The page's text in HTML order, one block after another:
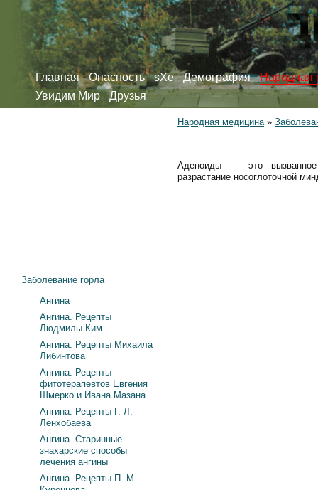
Главная Опасность sXe Демография
Народная
Увидим Мир
Друзья
Народная медицина»
Аденоиды — это вызванное
разрастание носоглоточной
Заболевание горла
Ангина
Ангина. Рецепты
Людмилы Ким
Ангина. Рецепты Михаила
Либинтова
Ангина. Рецепты
фитотерапевтов Евгения
Шмерко и Ивана Мазана
Ангина. Рецепты Г. Л.
Ленхобаева
Ангина. Старинные
знахарские способы
лечения ангины
Ангина. Рецепты П. М.